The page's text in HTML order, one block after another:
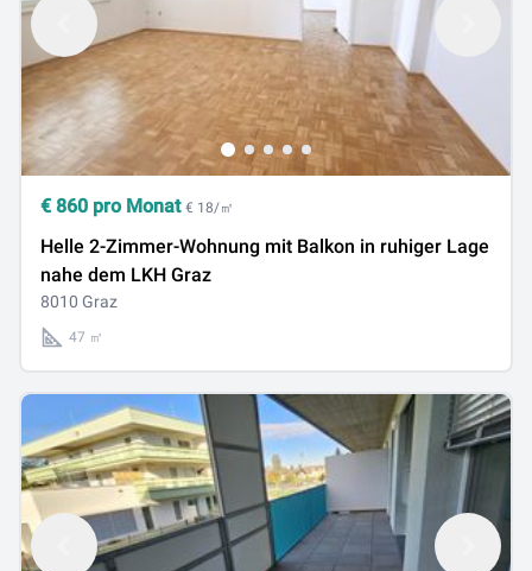
€ 860 pro Monat € 18/㎡
Helle 2-Zimmer-Wohnung mit Balkon in ruhiger Lage
nahe dem LKH Graz
8010 Graz
47 ㎡